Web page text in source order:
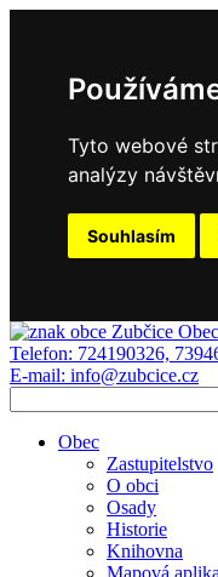
Tyto webové
analýzy
Souhlasím
Telefon: 724190326,
E-mail: info@zubcice.cz
Obec
Zastupitelstvo
O obci
Osady
Historie
Knihovna
Mapová